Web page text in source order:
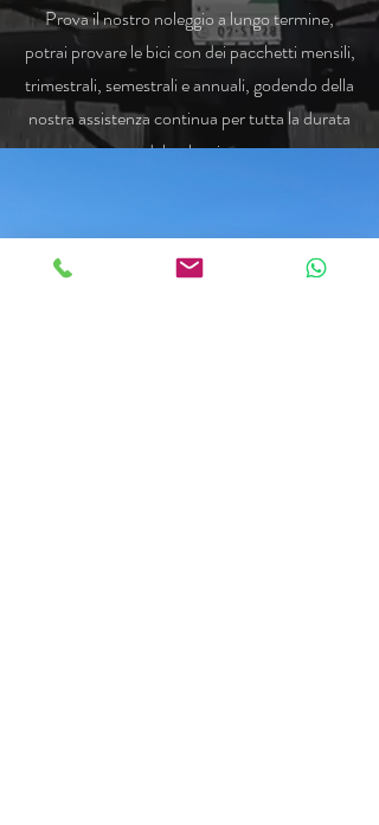
Prova il nostro noleggio a lungo termine,
potrai provare le bici con dei pacchetti mensili,
trimestrali, semestrali e annuali, godendo della
nostra assistenza continua per tutta la durata
del noleggio.